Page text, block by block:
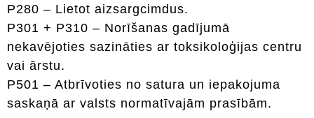
P280 – Lietot aizsargcimdus.
P301 + P310 – Norīšanas gadījumā
nekavējoties sazināties ar toksikoloģijas centru
vai ārstu.
P501 – Atbrīvoties no satura un iepakojuma
saskaņā ar valsts normatīvajām prasībām.